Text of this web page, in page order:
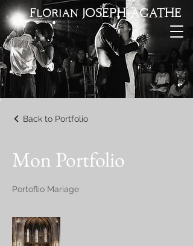
Florian JOSEPH-AGATHE
Back to Portfolio
Mon Portfolio
Portoflio Mariage